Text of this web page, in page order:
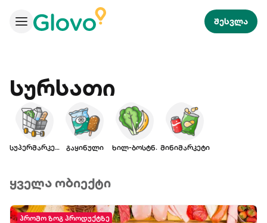
შესვლა
Სურსათი
სუპერმარკეტი გაყინული ხილ-ბოსტნ. მინიმარკეტი
ყველა ობიექტი
პრომო ზოგ პროდუქტზე